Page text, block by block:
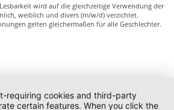
wird auf die gleichzeitige Verwendung der
weiblich und divers (m/w/d) verzichtet.
gelten gleichermaßen für alle Geschlechter.
requiring cookies and third-party
certain features. When you click the